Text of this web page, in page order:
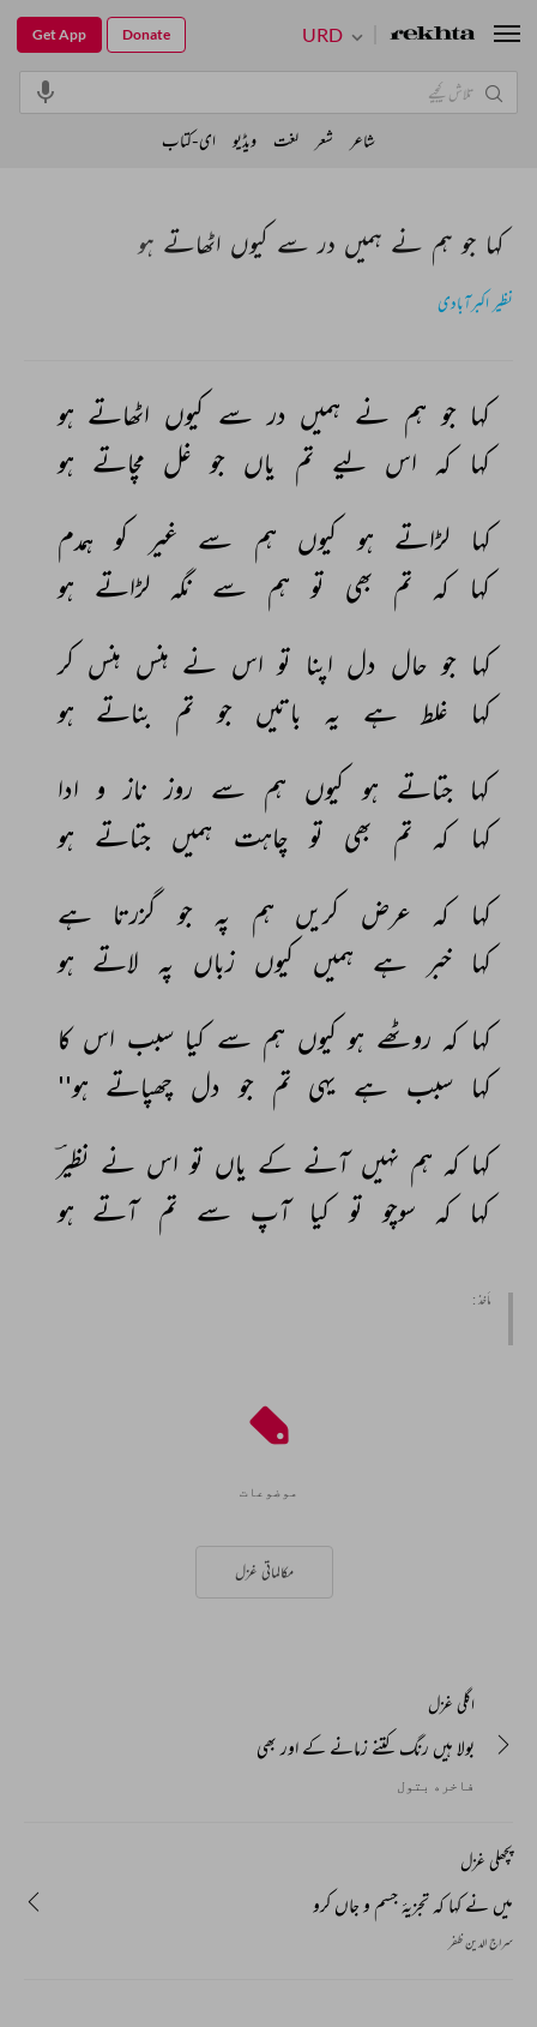
کہا جو ہم نے ہمیں در سے کیوں اٹھاتے ہو
نظیر اکبرآبادی
کہا جو ہم نے ہمیں در سے کیوں اٹھاتے ہو
کہا کہ اس لیے تم یاں جو غل مچاتے ہو
کہا
لڑاتے ہو کیوں ہم سے غیر کو ہمدم
کہا کہ تم بھی تو ہم سے نگہ لڑاتے ہو
کہا جو حال دل اپنا تو اس نے ہنس ہنس کر
کہا
غلط ہے یہ باتیں جو تم بناتے
ہو
کہا جتاتے ہو کیوں ہم سے روز ناز و ادا
کہا
کہ تم بھی تو چاہت ہمیں جتاتے ہو
کہا
کہ عرض کریں ہم پہ جو گزرتا
ہے
کہا خبر ہے ہمیں کیوں زباں پہ لاتے ہو
کہا کہ روٹھے ہو کیوں ہم سے کیا سبب اس کا
کہا سبب ہے یہی تم جو دل چھپاتے ہو''
کہا کہ ہم نہیں آنے کے یاں تو اس نے نظیرؔ
کہا کہ سوچو تو کیا آپ سے تم آتے ہو
مأخذ :
موضوعات
مکالماتی غزل
اگلی غزل
بولا ہیں رنگ کتنے زمانے کے اور بھی
ﻓﺎﺧﺮﮦ ﺑﺘﻮﻝ
پچھلی غزل
میں نے کہا کہ تجزیۂ جسم و جاں کرو
سراج الدین ظفر
URD
Get App Donate
شاعر شعر لغت ویڈیو ای-کتاب